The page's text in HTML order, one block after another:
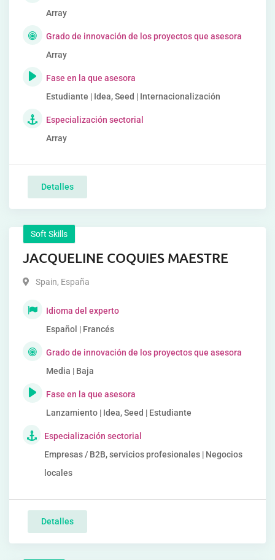
Array
Grado de innovación de los proyectos que asesora
Array
Fase en la que asesora
Estudiante | Idea, Seed | Internacionalización
Especialización sectorial
Array
Detalles
Soft Skills
JACQUELINE COQUIES MAESTRE
Spain, España
Idioma del experto
Español | Francés
Grado de innovación de los proyectos que asesora
Media | Baja
Fase en la que asesora
Lanzamiento | Idea, Seed | Estudiante
Especialización sectorial
Empresas / B2B, servicios profesionales | Negocios
locales
Detalles